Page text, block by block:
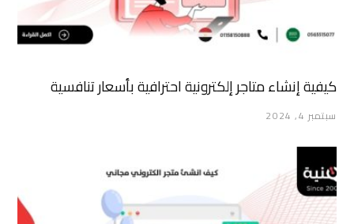
كيفية إنشاء متاجر إلكترونية احترافية بأسعار تنافسية
سبتمبر 4, 2024